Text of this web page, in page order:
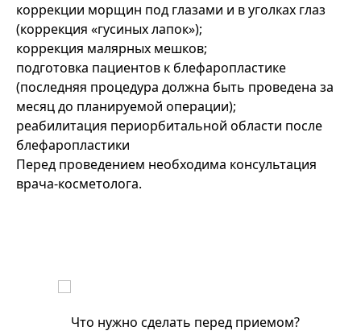
коррекции морщин под глазами и в уголках глаз
(коррекция «гусиных лапок»);
коррекция малярных мешков;
подготовка пациентов к блефаропластике
(последняя процедура должна быть проведена за
месяц до планируемой операции);
реабилитация периорбитальной области после
блефаропластики
Перед проведением необходима консультация
врача-косметолога.
Что нужно сделать перед приемом?